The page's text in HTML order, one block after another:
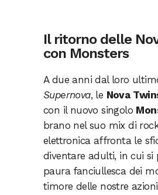
Il ritorno delle
con Monsters
A due anni dal loro
Supernova, le Nova
con il nuovo singolo
brano nel suo mix di
elettronica affronta le
diventare adulti, in cui si
paura fanciullesca dei
timore delle nostre